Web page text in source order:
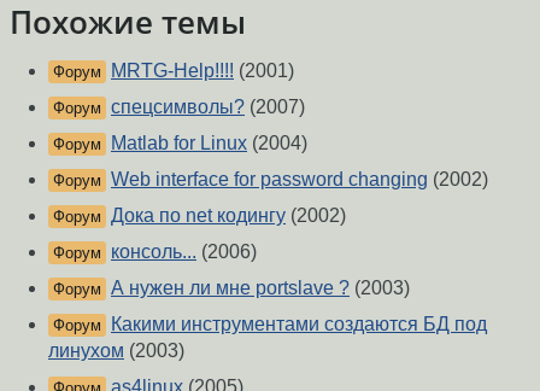
Похожие темы
Форум MRTG-Help!!!! (2001)
Форум спецсимволы? (2007)
Форум Matlab for Linux (2004)
Форум Web interface for password changing (2002)
Форум Дока по net кодингу (2002)
Форум консоль... (2006)
Форум А нужен ли мне portslave ? (2003)
Форум
Какими инструментами создаются БД под
линухом (2003)
as4linux (2005)